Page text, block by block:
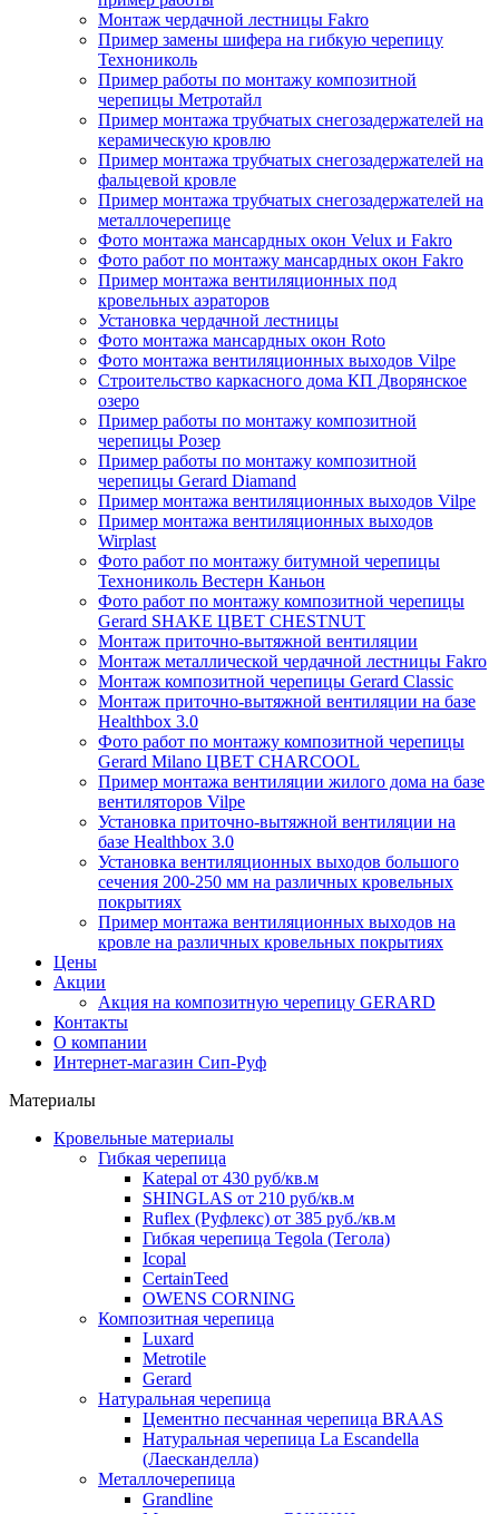
Монтаж чердачной лестницы Fakro
Пример замены шифера на гибкую черепицу
Технониколь
Пример работы по монтажу композитной
черепицы Метротайл
Пример монтажа трубчатых снегозадержателей на
керамическую кровлю
Пример монтажа трубчатых снегозадержателей на
фальцевой кровле
Пример монтажа трубчатых снегозадержателей на
металлочерепице
Фото монтажа мансардных окон Velux и Fakro
Фото работ по монтажу мансардных окон Fakro
Пример монтажа вентиляционных под
кровельных аэраторов
Установка чердачной лестницы
Фото монтажа мансардных окон Roto
Фото монтажа вентиляционных выходов Vilpe
Строительство каркасного дома КП Дворянское
озеро
Пример работы по монтажу композитной
черепицы Розер
Пример работы по монтажу композитной
черепицы Gerard Diamand
Пример монтажа вентиляционных выходов Vilpe
Пример монтажа вентиляционных выходов
Wirplast
Фото работ по монтажу битумной черепицы
Технониколь Вестерн Каньон
Фото работ по монтажу композитной черепицы
Gerard SHAKE ЦВЕТ CHESTNUT
Монтаж приточно-вытяжной вентиляции
Монтаж металлической чердачной лестницы Fakro
Монтаж композитной черепицы Gerard Classic
Монтаж приточно-вытяжной вентиляции на базе
Healthbox 3.0
Фото работ по монтажу композитной черепицы
Gerard Milano ЦВЕТ CHARCOOL
Пример монтажа вентиляции жилого дома на базе
вентиляторов Vilpe
Установка приточно-вытяжной вентиляции на
базе Healthbox 3.0
Установка вентиляционных выходов большого
сечения 200-250 мм на различных кровельных
покрытиях
Пример монтажа вентиляционных выходов на
кровле на различных кровельных покрытиях
Цены
Акции
Акция на композитную черепицу GERARD
Контакты
О компании
Интернет-магазин Сип-Руф
Материалы
Кровельные материалы
Гибкая черепица
Katepal от 430 руб/кв.м
SHINGLAS от 210 руб/кв.м
Ruflex (Руфлекс) от 385 руб./кв.м
Гибкая черепица Tegola (Тегола)
Icopal
CertainTeed
OWENS CORNING
Композитная черепица
Luxard
Metrotile
Gerard
Натуральная черепица
Цементно песчанная черепица BRAAS
Натуральная черепица La Escandella
(Лаесканделла)
Металлочерепица
Grandline